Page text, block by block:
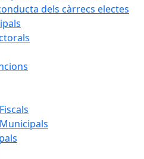
dels càrrecs electes